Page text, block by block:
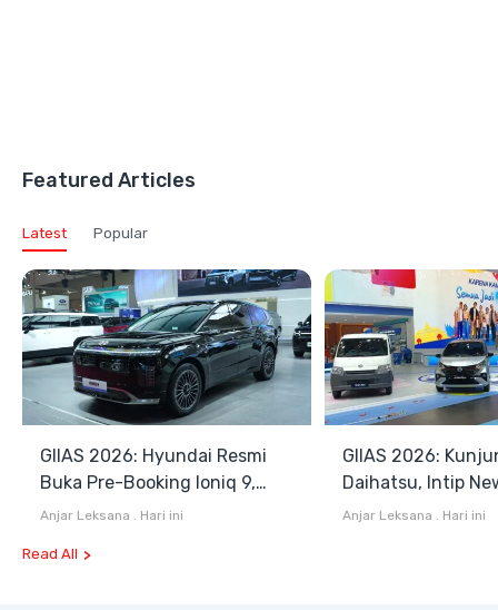
Featured Articles
Latest Popular
GIIAS 2026: Hyundai Resmi
Buka Pre-Booking Ioniq 9,
Harga Mulai Rp1,49 Miliar
Anjar Leksana . Hari ini
GIIAS 2026:
Daihatsu, Intip
Terios SE hingga
Anjar Leksana . Hari ini
Read All